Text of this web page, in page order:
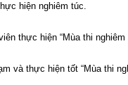
hiện nghiêm túc.
thực hiện “Mùa thi nghiêm
và thực hiện tốt “Mùa thi